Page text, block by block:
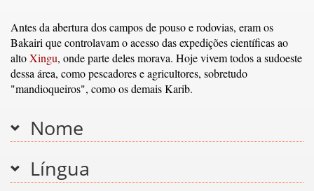
Antes da abertura dos campos de pouso e rodovias, eram os
Bakairi que controlavam o acesso das expedições científicas ao
altoXingu, onde parte deles morava. Hoje vivem todos a sudoeste
dessa área, como pescadores e agricultores, sobretudo
"mandioqueiros", como os demais Karib.
Nome
Língua